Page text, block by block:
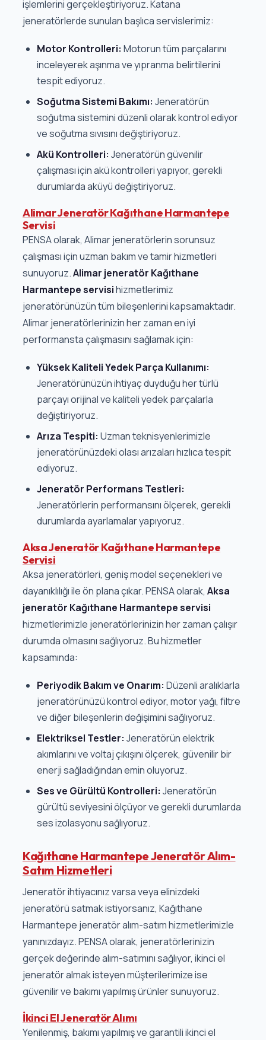
işlemlerini gerçekleştiriyoruz. Katana
jeneratörlerde sunulan başlıca servislerimiz:
Motor Kontrolleri: Motorun tüm parçalarını
inceleyerek aşınma ve yıpranma belirtilerini
tespit ediyoruz.
Soğutma Sistemi Bakımı: Jeneratörün
soğutma sistemini düzenli olarak kontrol ediyor
ve soğutma sıvısını değiştiriyoruz.
Akü Kontrolleri: Jeneratörün güvenilir
çalışması için akü kontrolleri yapıyor, gerekli
durumlarda aküyü değiştiriyoruz.
Alimar Jeneratör Kağıthane Harmantepe
Servisi
PENSA olarak, Alimar jeneratörlerin sorunsuz
çalışması için uzman bakım ve tamir hizmetleri
sunuyoruz.Alimar jeneratör Kağıthane
Harmantepe servisihizmetlerimiz
jeneratörünüzün tüm bileşenlerini kapsamaktadır.
Alimar jeneratörlerinizin her zaman en iyi
performansta çalışmasını sağlamak için:
Yüksek Kaliteli Yedek Parça Kullanımı:
Jeneratörünüzün ihtiyaç duyduğu her türlü
parçayı orijinal ve kaliteli yedek parçalarla
değiştiriyoruz.
Arıza Tespiti: Uzman teknisyenlerimizle
jeneratörünüzdeki olası arızaları hızlıca tespit
ediyoruz.
Jeneratör Performans Testleri:
Jeneratörlerin performansını ölçerek, gerekli
durumlarda ayarlamalar yapıyoruz.
Aksa Jeneratör Kağıthane Harmantepe
Servisi
Aksa jeneratörleri, geniş model seçenekleri ve
dayanıklılığı ile ön plana çıkar. PENSA olarak, Aksa
jeneratör Kağıthane Harmantepe servisi
hizmetlerimizle jeneratörlerinizin her zaman çalışır
durumda olmasını sağlıyoruz. Bu hizmetler
kapsamında:
Periyodik Bakım ve Onarım: Düzenli aralıklarla
jeneratörünüzü kontrol ediyor, motor yağı, filtre
ve diğer bileşenlerin değişimini sağlıyoruz.
Elektriksel Testler: Jeneratörün elektrik
akımlarını ve voltaj çıkışını ölçerek, güvenilir bir
enerji sağladığından emin oluyoruz.
Ses ve Gürültü Kontrolleri: Jeneratörün
gürültü seviyesini ölçüyor ve gerekli durumlarda
ses izolasyonu sağlıyoruz.
Kağıthane Harmantepe Jeneratör Alım-
Satım Hizmetleri
Jeneratör ihtiyacınız varsa veya elinizdeki
jeneratörü satmak istiyorsanız, Kağıthane
Harmantepe jeneratör alım-satım hizmetlerimizle
yanınızdayız. PENSA olarak, jeneratörlerinizin
gerçek değerinde alım-satımını sağlıyor, ikinci el
jeneratör almak isteyen müşterilerimize ise
güvenilir ve bakımı yapılmış ürünler sunuyoruz.
İkinci El Jeneratör Alımı
Yenilenmiş, bakımı yapılmış ve garantili ikinci el